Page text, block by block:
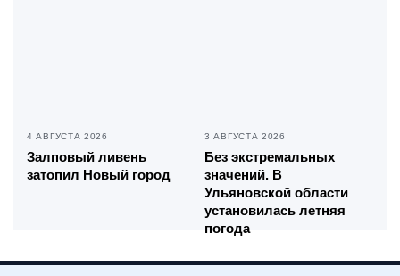
4 АВГУСТА 2026
Залповый ливень
затопил Новый город
3 АВГУСТА 2026
Без экстремальных
значений. В
Ульяновской области
установилась летняя
погода